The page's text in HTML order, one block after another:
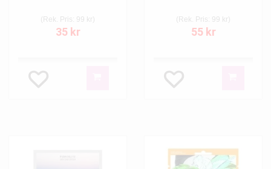
(Rek. Pris: 99 kr)
35 kr
(Rek. Pris: 99 kr)
55 kr